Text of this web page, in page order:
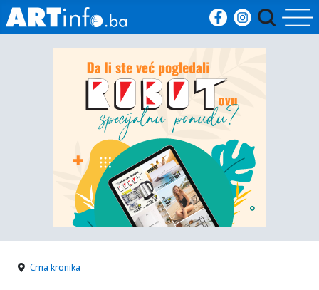
Početna
Kultura
kronika
Politika
Crna kronika